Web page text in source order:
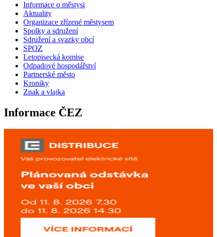
Informace o městysi
Aktuality
Organizace zřízené městysem
Spolky a sdružení
Sdružení a svazky obcí
SPOZ
Letopisecká komise
Odpadové hospodářství
Partnerské město
Kroniky
Znak a vlajka
Informace ČEZ